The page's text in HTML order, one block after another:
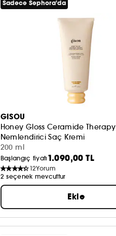
Sadece Sephora'da
GISOU
Honey Gloss Ceramide Therapy
Nemlendirici Saç Kremi
200 ml
Başlangıç fiyatı 1.090,00 TL
12Yorum
2 seçenek mevcuttur
Ekle